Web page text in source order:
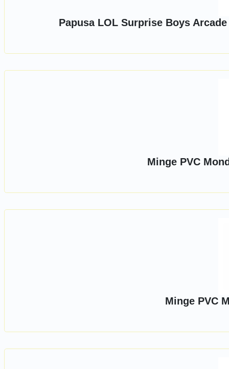
Papusa LOL Surprise Boys
Minge PVC
Minge PVC